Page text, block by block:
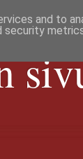
and to